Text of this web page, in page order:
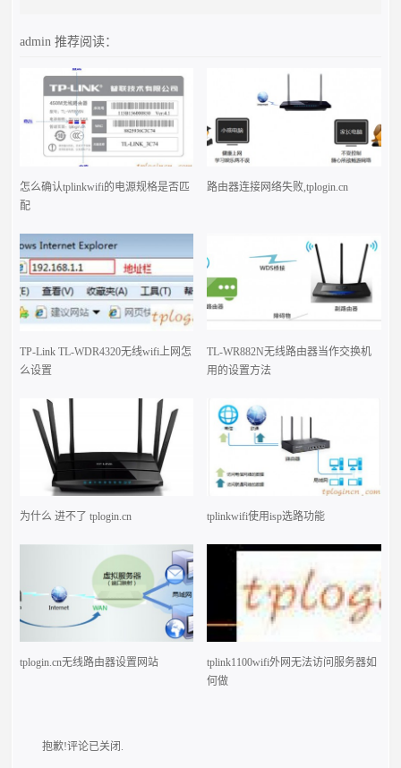
admin推荐阅读：
怎么确认tplinkwifi的电源规格是否匹
配
路由器连接网络失败,tplogin.cn
TP-Link TL-WDR4320无线wifi上网怎
么设置
TL-WR882N无线路由器当作交换机
用的设置方法
为什么 进不了 tplogin.cn tplinkwifi使用isp选路功能
tplogin.cn无线路由器设置网站
tplink1100wifi外网无法访问服务器如
何做
抱歉!评论已关闭.